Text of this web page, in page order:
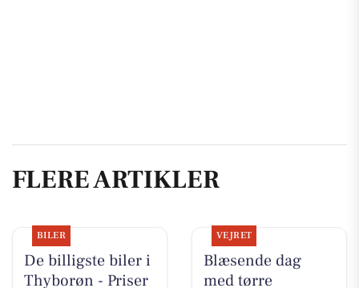
FLERE ARTIKLER
BILER
De billigste biler i
Thyborøn - Priser
VEJRET
Blæsende dag
med tørre